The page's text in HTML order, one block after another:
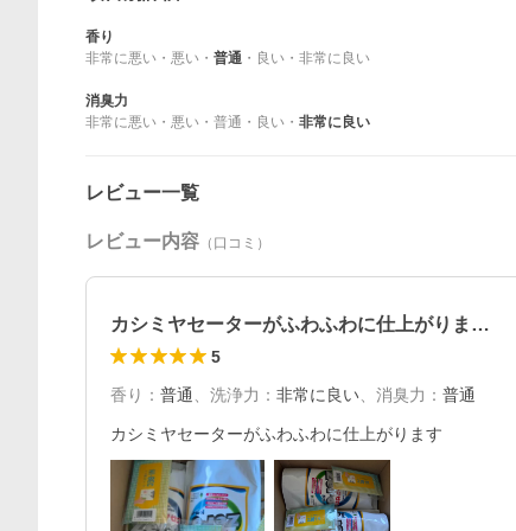
香り
非常に悪い ・ 悪い ・ 普通 ・ 良い ・ 非常に良い
消臭力
非常に悪い ・ 悪い ・ 普通 ・ 良い ・ 非常に良い
レビュー一覧
レビュー内容 （口コミ）
カシミヤセーターがふわふわに仕上がりま…
5
香り ： 普通 洗浄力 ： 非常に良い 消臭力 ： 普通
カシミヤセーターがふわふわに仕上がります